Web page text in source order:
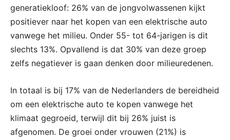
generatiekloof: 26% van de jongvolwassenen kijkt
positiever naar het kopen van een elektrische auto
vanwege het milieu. Onder 55- tot 64-jarigen is dit
slechts 13%. Opvallend is dat 30% van deze groep
zelfs negatiever is gaan denken door milieuredenen.
In totaal is bij 17% van de Nederlanders de bereidheid
om een elektrische auto te kopen vanwege het
klimaat gegroeid, terwijl dit bij 26% juist is
afgenomen. De groei onder vrouwen (21%) is